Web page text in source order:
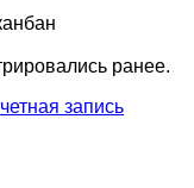
ранее.
запись